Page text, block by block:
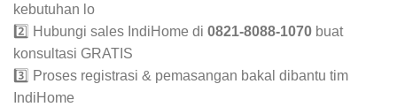
kebutuhan lo
2️⃣ Hubungi sales IndiHome di 0821-8088-1070 buat
konsultasi GRATIS
3️⃣ Proses registrasi & pemasangan bakal dibantu tim
IndiHome